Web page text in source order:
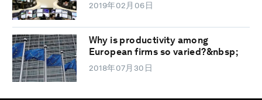
2019年02月06日
Why is productivity among
European firms so varied?&nbsp;
2018年07月30日